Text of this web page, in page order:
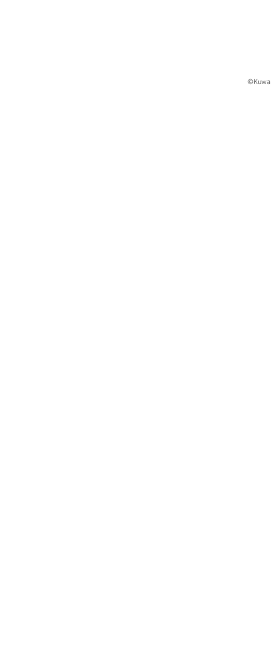
©Kuwa